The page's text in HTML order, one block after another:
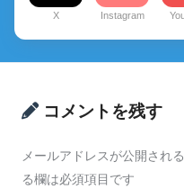
X Instagram
コメントを残す
メールアドレスが公開され
る欄は必須項目です